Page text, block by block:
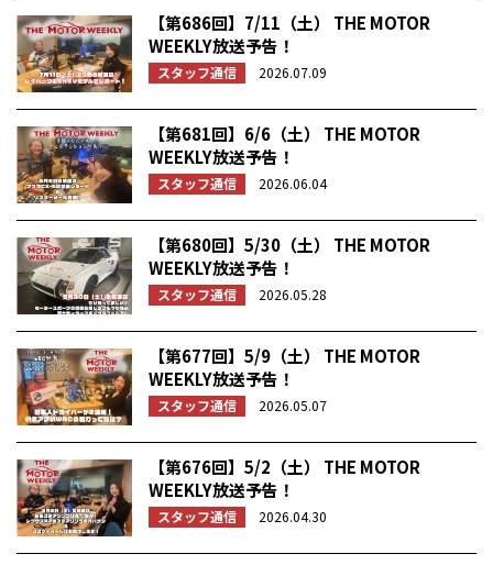
【第686回】7/11（土） THE MOTOR
WEEKLY放送予告！
スタッフ通信 2026.07.09
【第681回】6/6（土） THE MOTOR
WEEKLY放送予告！
スタッフ通信 2026.06.04
【第680回】5/30（土） THE MOTOR
WEEKLY放送予告！
スタッフ通信 2026.05.28
【第677回】5/9（土） THE MOTOR
WEEKLY放送予告！
スタッフ通信 2026.05.07
【第676回】5/2（土） THE MOTOR
WEEKLY放送予告！
スタッフ通信 2026.04.30